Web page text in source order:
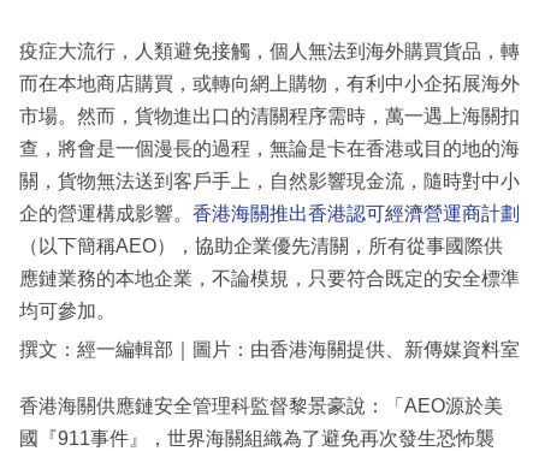
區
疫症大流行，人類避免接觸，個人無法到海外購買貨品，轉
而在本地商店購買，或轉向網上購物，有利中小企拓展海外
市場。然而，貨物進出口的清關程序需時，萬一遇上海關扣
查，將會是一個漫長的過程，無論是卡在香港或目的地的海
關，貨物無法送到客戶手上，自然影響現金流，隨時對中小
企的營運構成影響。 香港海關推出香港認可經濟營運商計劃
（以下簡稱AEO），協助企業優先清關，所有從事國際供
應鏈業務的本地企業，不論模規，只要符合既定的安全標準
均可參加。
撰文：經一編輯部｜圖片：由香港海關提供、新傳媒資料室
香港海關供應鏈安全管理科監督黎景豪說：「AEO源於美
國『911事件』，世界海關組織為了避免再次發生恐怖襲